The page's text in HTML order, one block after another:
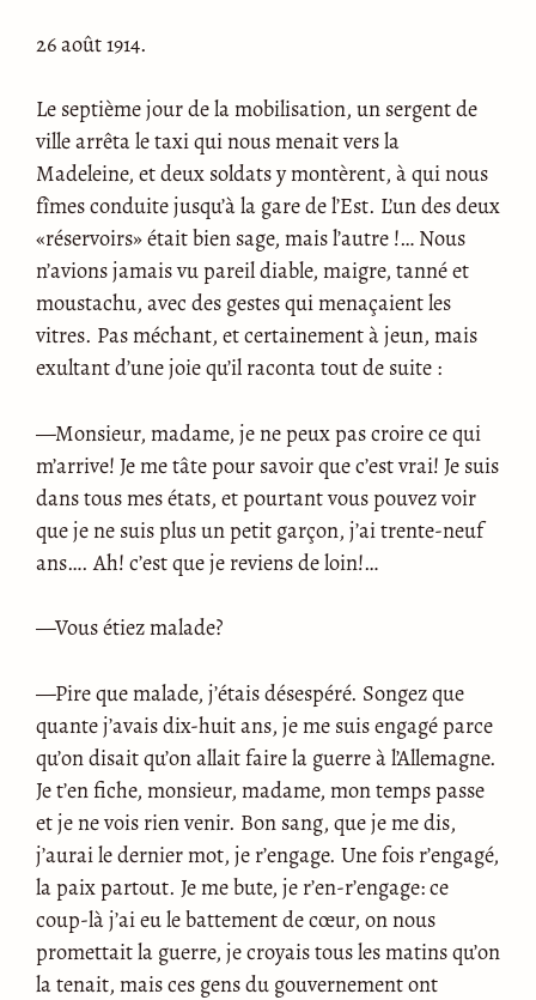
26 août 1914.
Le septième jour de la mobilisation, un sergent de
ville arrêta le taxi qui nous menait vers la
Madeleine, et deux soldats y montèrent, à qui nous
fîmes conduite jusqu’à la gare de l’Est. L’un des deux
«réservoirs» était bien sage, mais l’autre !… Nous
n’avions jamais vu pareil diable, maigre, tanné et
moustachu, avec des gestes qui menaçaient les
vitres. Pas méchant, et certainement à jeun, mais
exultant d’une joie qu’il raconta tout de suite :
—Monsieur, madame, je ne peux pas croire ce qui
m’arrive! Je me tâte pour savoir que c’est vrai! Je suis
dans tous mes états, et pourtant vous pouvez voir
que je ne suis plus un petit garçon, j’ai trente-neuf
ans…. Ah! c’est que je reviens de loin!…
—Vous étiez malade?
—Pire que malade, j’étais désespéré. Songez que
quante j’avais dix-huit ans, je me suis engagé parce
qu’on disait qu’on allait faire la guerre à l’Allemagne.
Je t’en fiche, monsieur, madame, mon temps passe
et je ne vois rien venir. Bon sang, que je me dis,
j’aurai le dernier mot, je r’engage. Une fois r’engagé,
la paix partout. Je me bute, je r’en-r’engage: ce
coup-là j’ai eu le battement de cœur, on nous
promettait la guerre, je croyais tous les matins qu’on
la tenait, mais ces gens du gouvernement ont